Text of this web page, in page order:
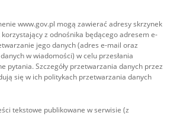
www.gov.pl mogą zawierać adresy skrzynek
z odnośnika będącego adresem e-
jego danych (adres e-mail oraz
w wiadomości) w celu przesłania
pytania. Szczegóły przetwarzania danych przez
się w ich politykach przetwarzania danych
tekstowe publikowane w serwisie (z